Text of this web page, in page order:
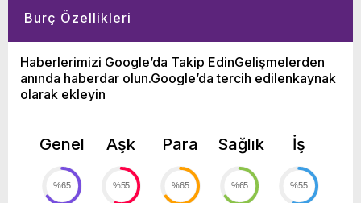
Burç Özellikleri
Haberlerimizi Google’da Takip EdinGelişmelerden
anında haberdar olun.Google’da tercih edilenkaynak
olarak ekleyin
Genel
%65
Aşk
%55
Para
%65
Sağlık
%65
İş
%55